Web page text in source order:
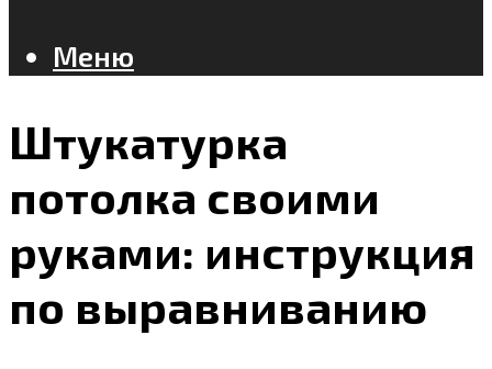
Меню
Штукатурка
потолка своими
руками: инструкция
по выравниванию